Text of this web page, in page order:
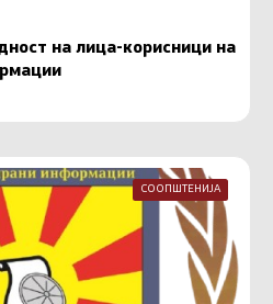
на лица-корисници на
СООПШТЕНИЈА